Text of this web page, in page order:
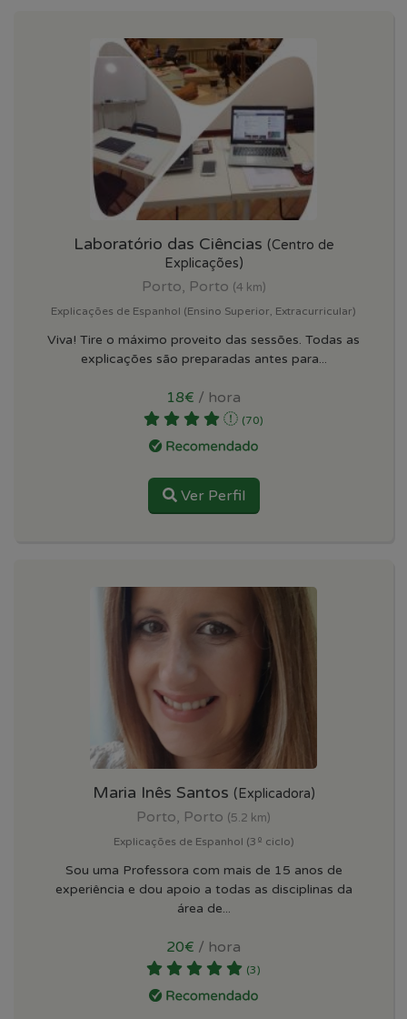
Laboratório das Ciências (Centro de
Explicações)
Porto, Porto (4 km)
Explicações de Espanhol (Ensino Superior, Extracurricular)
Viva! Tire o máximo proveito das sessões. Todas as
explicações são preparadas antes para...
18€ / hora
(70)
Ver Perfil
Maria Inês Santos (Explicadora)
Porto, Porto (5.2 km)
Explicações de Espanhol (3º ciclo)
Sou uma Professora com mais de 15 anos de
experiência e dou apoio a todas as disciplinas da
área de...
20€ / hora
(3)